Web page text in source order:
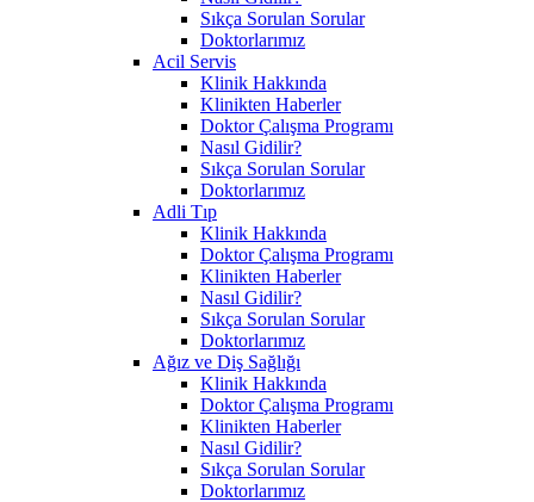
Sıkça Sorulan Sorular
Doktorlarımız
Acil Servis
Klinik Hakkında
Klinikten Haberler
Doktor Çalışma Programı
Nasıl Gidilir?
Sıkça Sorulan Sorular
Doktorlarımız
Adli Tıp
Klinik Hakkında
Doktor Çalışma Programı
Klinikten Haberler
Nasıl Gidilir?
Sıkça Sorulan Sorular
Doktorlarımız
Ağız ve Diş Sağlığı
Klinik Hakkında
Doktor Çalışma Programı
Klinikten Haberler
Nasıl Gidilir?
Sıkça Sorulan Sorular
Doktorlarımız